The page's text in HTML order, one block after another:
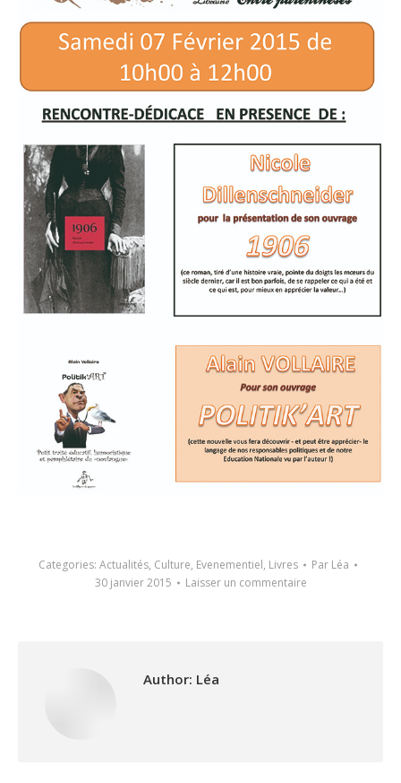
Categories: Actualités, Culture, Evenementiel, Livres Par Léa
30 janvier 2015
Laisser un commentaire
Author: Léa